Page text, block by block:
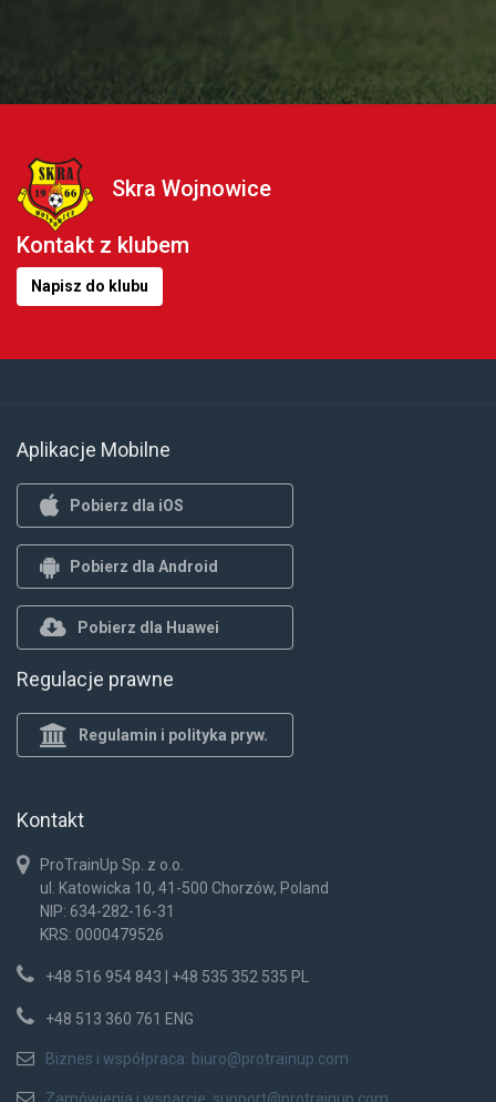
Skra Wojnowice
Kontakt z klubem
Napisz do klubu
Aplikacje Mobilne
Pobierz dla iOS
Pobierz dla Android
Pobierz dla Huawei
Regulacje prawne
Regulamin i polityka pryw.
Kontakt
ProTrainUp Sp. z o.o.
ul. Katowicka 10, 41-500 Chorzów, Poland
NIP: 634-282-16-31
KRS: 0000479526
+48 516 954 843 | +48 535 352 535 PL
+48 513 360 761 ENG
Biznes i współpraca: biuro@protrainup.com